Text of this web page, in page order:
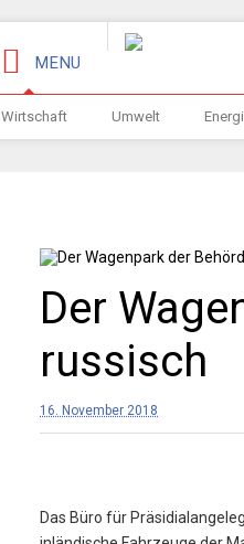
MENU
Wirtschaft Umwelt
Der
russisch
16. November 2018
Das Büro für